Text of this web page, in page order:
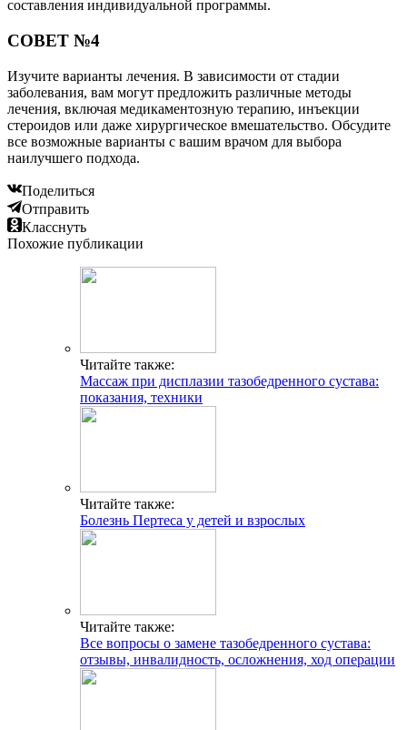
составления индивидуальной программы.
СОВЕТ №4
Изучите варианты лечения. В зависимости от стадии
заболевания, вам могут предложить различные методы
лечения, включая медикаментозную терапию, инъекции
стероидов или даже хирургическое вмешательство. Обсудите
все возможные варианты с вашим врачом для выбора
наилучшего подхода.
Поделиться
Отправить
Класснуть
Похожие публикации
Читайте также:
Массаж при дисплазии тазобедренного сустава:
показания, техники
Читайте также:
Болезнь Пертеса у детей и взрослых
Читайте также:
Все вопросы о замене тазобедренного сустава:
отзывы, инвалидность, осложнения, ход операции